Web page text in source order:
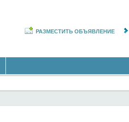
РАЗМЕСТИТЬ ОБЪЯВЛЕНИЕ